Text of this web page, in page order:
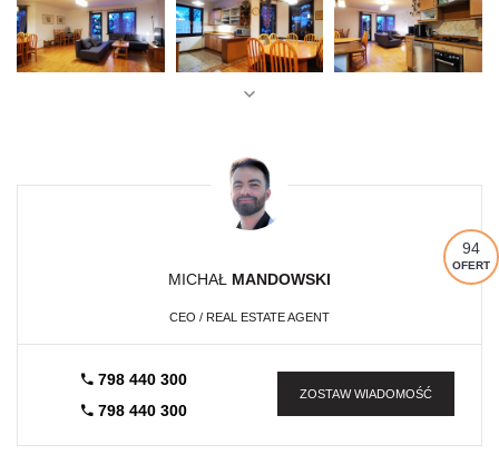
94
OFERT
MICHAŁ MANDOWSKI
CEO / REAL ESTATE AGENT
798 440 300
798 440 300
ZOSTAW WIADOMOŚĆ